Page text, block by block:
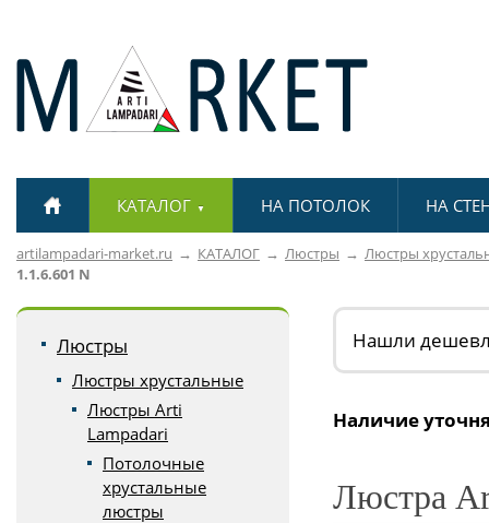
КАТАЛОГ ▼ НА ПОТОЛОК НА
artilampadari-market.ru КАТАЛОГ Люстры
Люстры
1.1.6.601 N
Люстры
Люстры хрустальные
Люстры Arti
Lampadari
Потолочные
хрустальные
люстры
Нашли
Наличие
Люстра